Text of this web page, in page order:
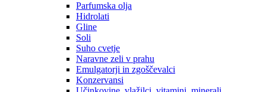
Parfumska olja
Hidrolati
Gline
Soli
Suho cvetje
Naravne zeli v prahu
Emulgatorji in zgoščevalci
Konzervansi